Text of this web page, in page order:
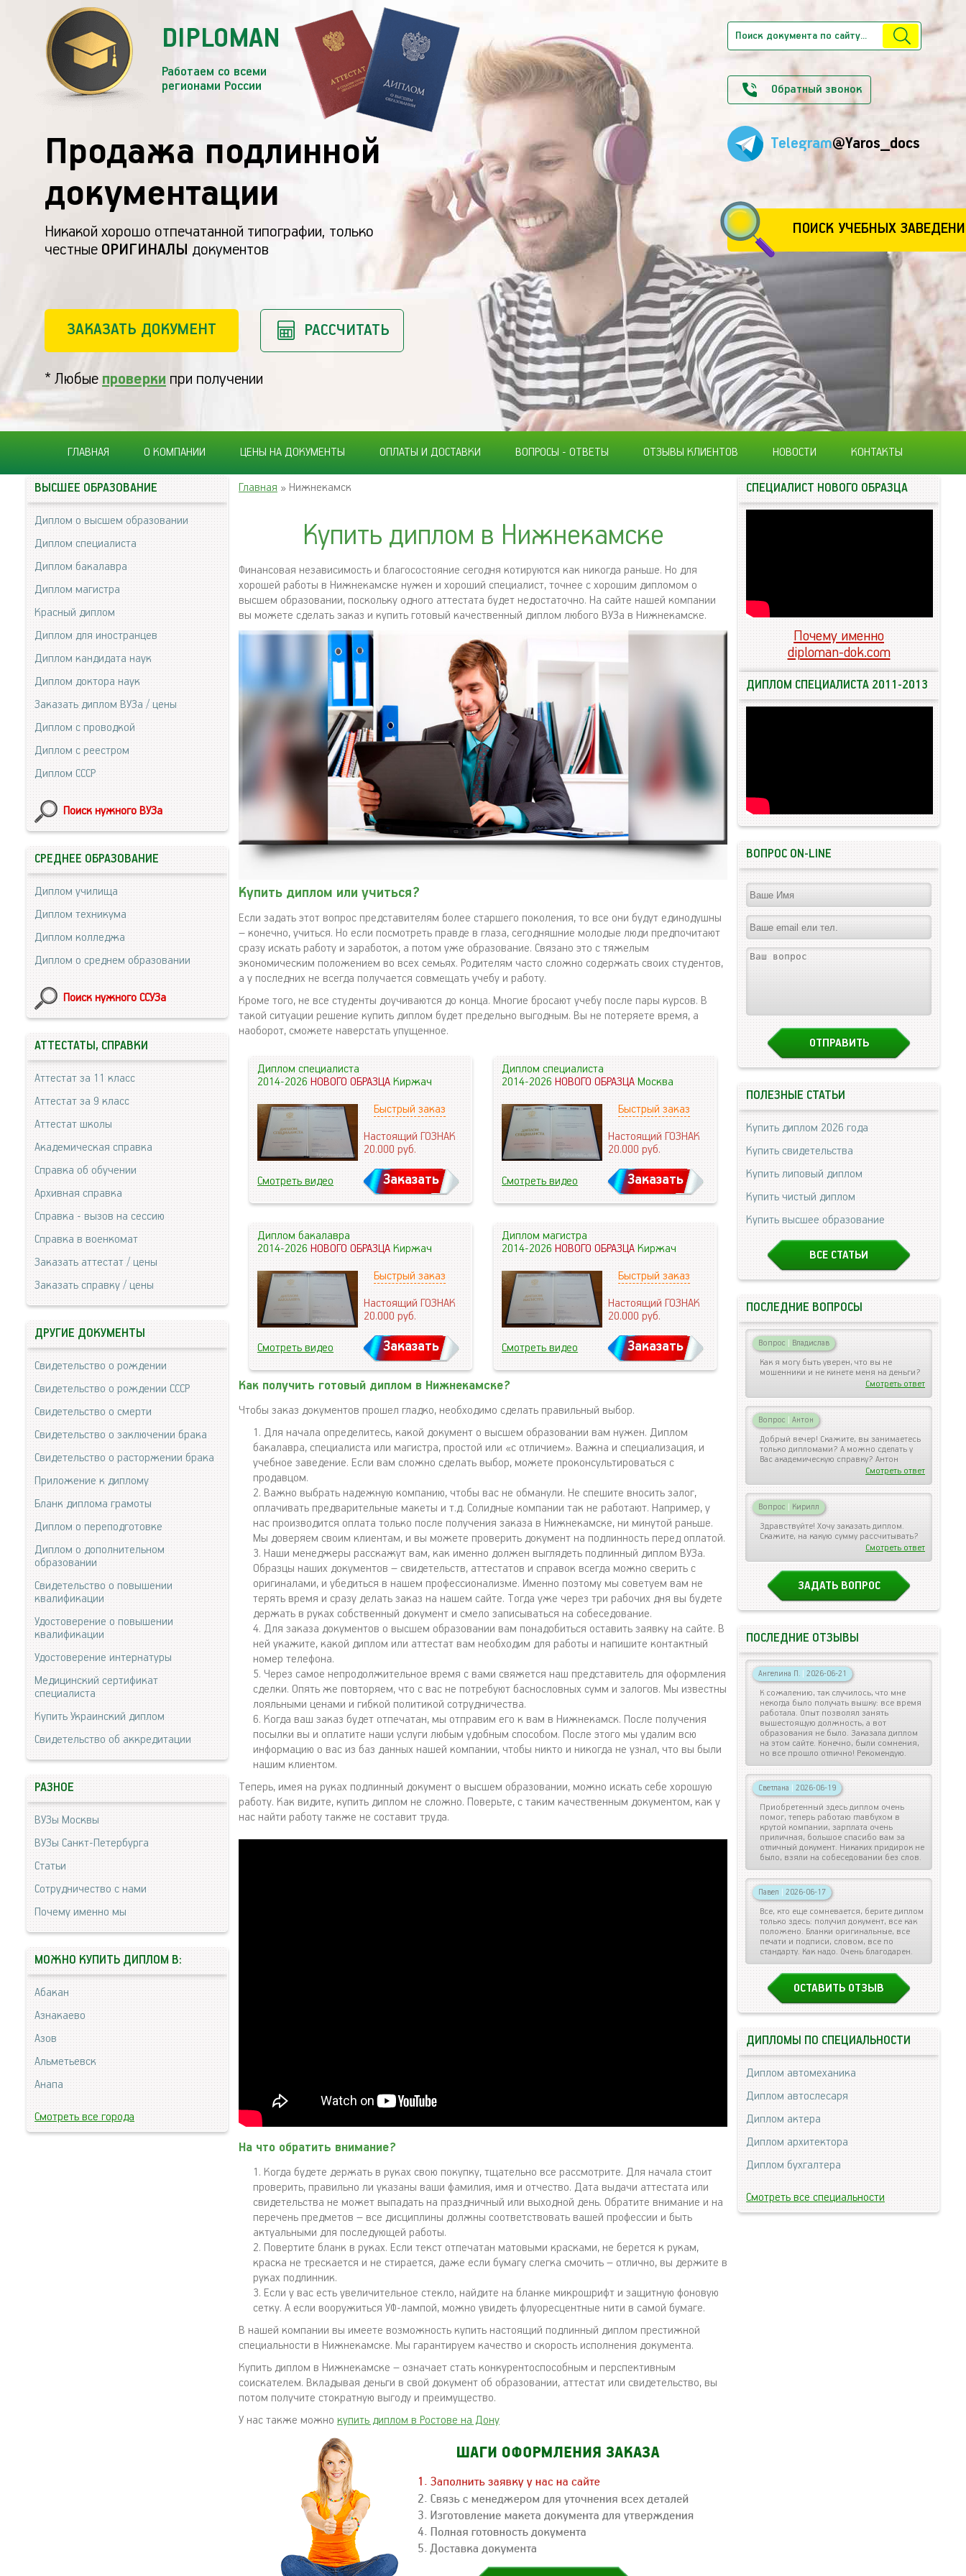
DIPLOMAN
Работаем со всеми
регионами России
Продажа подлинной
документации
Никакой хорошо отпечатанной типографии, только
честные ОРИГИНАЛЫ документов
ЗАКАЗАТЬ ДОКУМЕНТ РАССЧИТАТЬ
* Любые проверки при получении
Обратный звонок
Telegram@Yaros_docs
ПОИСК УЧЕБНЫХ
ГЛАВНАЯ О КОМПАНИИ ЦЕНЫ НА ДОКУМЕНТЫ ОПЛАТЫ И ДОСТАВКИ ВОПРОСЫ - ОТВЕТЫ ОТЗЫВЫ КЛИЕНТОВ НОВОСТИ КОНТАКТЫ
Главная » Нижнекамск
Купить диплом в Нижнекамске
Финансовая независимость и благосостояние сегодня котируются как никогда раньше. Но для
хорошей работы в Нижнекамске нужен и хороший специалист, точнее с хорошим дипломом о
высшем образовании, поскольку одного аттестата будет недостаточно. На сайте нашей компании
вы можете сделать заказ и купить готовый качественный диплом любого ВУЗа в Нижнекамске.
Купить диплом или учиться?
Если задать этот вопрос представителям более старшего поколения, то все они будут единодушны
– конечно, учиться. Но если посмотреть правде в глаза, сегодняшние молодые люди предпочитают
сразу искать работу и заработок, а потом уже образование. Связано это с тяжелым
экономическим положением во всех семьях. Родителям часто сложно содержать своих студентов,
а у последних не всегда получается совмещать учебу и работу.
Кроме того, не все студенты доучиваются до конца. Многие бросают учебу после пары курсов. В
такой ситуации решение купить диплом будет предельно выгодным. Вы не потеряете время, а
наоборот, сможете наверстать упущенное.
Диплом специалиста
2014-2026НОВОГО ОБРАЗЦАКиржач
Быстрый заказ
Настоящий ГОЗНАК
20.000руб.
Смотреть видео Заказать
Диплом специалиста
2014-2026НОВОГО ОБРАЗЦАМосква
Быстрый заказ
Настоящий ГОЗНАК
20.000руб.
Смотреть видео Заказать
Диплом бакалавра
2014-2026НОВОГО ОБРАЗЦАКиржач
Быстрый заказ
Настоящий ГОЗНАК
20.000руб.
Смотреть видео Заказать
Диплом магистра
2014-2026НОВОГО ОБРАЗЦАКиржач
Быстрый заказ
Настоящий ГОЗНАК
20.000руб.
Смотреть видео Заказать
Как получить готовый диплом в Нижнекамске?
Чтобы заказ документов прошел гладко, необходимо сделать правильный выбор.
Для начала определитесь, какой документ о высшем образовании вам нужен. Диплом
бакалавра, специалиста или магистра, простой или «с отличием». Важна и специализация, и
учебное заведение. Если вам сложно сделать выбор, можете проконсультироваться с
продавцом.
Важно выбрать надежную компанию, чтобы вас не обманули. Не спешите вносить залог,
оплачивать предварительные макеты и т.д. Солидные компании так не работают. Например, у
нас производится оплата только после получения заказа в Нижнекамске, ни минутой раньше.
Мы доверяем своим клиентам, и вы можете проверить документ на подлинность перед оплатой.
Наши менеджеры расскажут вам, как именно должен выглядеть подлинный диплом ВУЗа.
Образцы наших документов – свидетельств, аттестатов и справок всегда можно сверить с
оригиналами, и убедиться в нашем профессионализме. Именно поэтому мы советуем вам не
терять время и сразу делать заказ на нашем сайте. Тогда уже через три рабочих дня вы будете
держать в руках собственный документ и смело записываться на собеседование.
Для заказа документов о высшем образовании вам понадобиться оставить заявку на сайте. В
ней укажите, какой диплом или аттестат вам необходим для работы и напишите контактный
номер телефона.
Через самое непродолжительное время с вами свяжется наш представитель для оформления
сделки. Опять же повторяем, что с вас не потребуют баснословных сумм и залогов. Мы известны
лояльными ценами и гибкой политикой сотрудничества.
Когда ваш заказ будет отпечатан, мы отправим его к вам в Нижнекамск. После получения
посылки вы и оплатите наши услуги любым удобным способом. После этого мы удалим всю
информацию о вас из баз данных нашей компании, чтобы никто и никогда не узнал, что вы были
нашим клиентом.
Теперь, имея на руках подлинный документ о высшем образовании, можно искать себе хорошую
работу. Как видите, купить диплом не сложно. Поверьте, с таким качественным документом, как у
нас найти работу также не составит труда.
На что обратить внимание?
Когда будете держать в руках свою покупку, тщательно все рассмотрите. Для начала стоит
проверить, правильно ли указаны ваши фамилия, имя и отчество. Дата выдачи аттестата или
свидетельства не может выпадать на праздничный или выходной день. Обратите внимание и на
перечень предметов – все дисциплины должны соответствовать вашей профессии и быть
актуальными для последующей работы.
Повертите бланк в руках. Если текст отпечатан матовыми красками, не берется к рукам,
краска не трескается и не стирается, даже если бумагу слегка смочить – отлично, вы держите в
руках подлинник.
Если у вас есть увеличительное стекло, найдите на бланке микрошрифт и защитную фоновую
сетку. А если вооружиться УФ-лампой, можно увидеть флуоресцентные нити в самой бумаге.
В нашей компании вы имеете возможность купить настоящий подлинный диплом престижной
специальности в Нижнекамске. Мы гарантируем качество и скорость исполнения документа.
Купить диплом в Нижнекамске – означает стать конкурентоспособным и перспективным
соискателем. Вкладывая деньги в свой документ об образовании, аттестат или свидетельство, вы
потом получите стократную выгоду и преимущество.
У нас также можно купить диплом в Ростове на Дону
ВЫСШЕЕ ОБРАЗОВАНИЕ
Диплом о высшем образовании
Диплом специалиста
Диплом бакалавра
Диплом магистра
Красный диплом
Диплом для иностранцев
Диплом кандидата наук
Диплом доктора наук
Заказать диплом ВУЗа / цены
Диплом с проводкой
Диплом с реестром
Диплом СССР
Поиск нужного ВУЗа
СРЕДНЕЕ ОБРАЗОВАНИЕ
Диплом училища
Диплом техникума
Диплом колледжа
Диплом о среднем образовании
Поиск нужного ССУЗа
АТТЕСТАТЫ, СПРАВКИ
Аттестат за 11 класс
Аттестат за 9 класс
Аттестат школы
Академическая справка
Справка об обучении
Архивная справка
Справка - вызов на сессию
Справка в военкомат
Заказать аттестат / цены
Заказать справку / цены
ДРУГИЕ ДОКУМЕНТЫ
Свидетельство о рождении
Свидетельство о рождении СССР
Свидетельство о смерти
Свидетельство о заключении брака
Свидетельство о расторжении брака
Приложение к диплому
Бланк диплома грамоты
Диплом о переподготовке
Диплом о дополнительном
образовании
Свидетельство о повышении
квалификации
Удостоверение о повышении
квалификации
Удостоверение интернатуры
Медицинский сертификат
специалиста
Купить Украинский диплом
Свидетельство об аккредитации
РАЗНОЕ
ВУЗы Москвы
ВУЗы Санкт-Петербурга
Статьи
Сотрудничество с нами
Почему именно мы
МОЖНО КУПИТЬ ДИПЛОМ В:
Абакан
Азнакаево
Азов
Альметьевск
Анапа
Смотреть все города
СПЕЦИАЛИСТ НОВОГО ОБРАЗЦА
Почему именно
diploman-dok.com
ДИПЛОМ СПЕЦИАЛИСТА 2011-2013
ВОПРОС ON-LINE
ПОЛЕЗНЫЕ СТАТЬИ
Купить диплом 2026 года
Купить свидетельства
Купить липовый диплом
Купить чистый диплом
Купить высшее образование
ВСЕ СТАТЬИ
ПОСЛЕДНИЕ ВОПРОСЫ
Вопрос | Владислав
Как я могу быть уверен, что вы не
мошенники и не кинете меня на деньги?
Смотреть ответ
Вопрос | Антон
Добрый вечер! Скажите, вы занимаетесь
только дипломами? А можно сделать у
Вас академическую справку? Антон
Смотреть ответ
Вопрос | Кирилл
Здравствуйте! Хочу заказать диплом.
Скажите, на какую сумму рассчитывать?
Смотреть ответ
ЗАДАТЬ ВОПРОС
ПОСЛЕДНИЕ ОТЗЫВЫ
Ангелина П. | 2026-06-21
К сожалению, так случилось, что мне
некогда было получать вышку: все время
работала. Опыт позволял занять
вышестоящую должность, а вот
образования не было. Заказала диплом
на этом сайте. Конечно, были сомнения,
но все прошло отлично! Рекомендую.
Светлана | 2026-06-19
Приобретенный здесь диплом очень
помог, теперь работаю главбухом в
крутой компании, зарплата очень
приличная, большое спасибо вам за
отличный документ. Никаких придирок не
было, взяли на собеседовании без слов.
Павел | 2026-06-17
Все, кто еще сомневается, берите диплом
только здесь: получил документ, все как
положено. Бланки оригинальные, все
печати и подписи, словом, все по
стандарту. Как надо. Очень благодарен.
ОСТАВИТЬ ОТЗЫВ
ДИПЛОМЫ ПО СПЕЦИАЛЬНОСТИ
Диплом автомеханика
Диплом автослесаря
Диплом актера
Диплом архитектора
Диплом бухгалтера
Смотреть все специальности